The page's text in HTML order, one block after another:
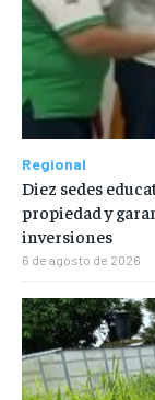
Regional
Diez sedes
propiedad y
inversiones
6 de agosto de 2026